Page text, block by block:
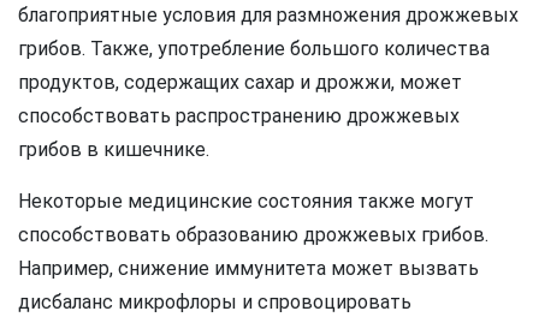
благоприятные условия для размножения дрожжевых
грибов. Также, употребление большого количества
продуктов, содержащих сахар и дрожжи, может
способствовать распространению дрожжевых
грибов в кишечнике.
Некоторые медицинские состояния также могут
способствовать образованию дрожжевых грибов.
Например, снижение иммунитета может вызвать
дисбаланс микрофлоры и спровоцировать